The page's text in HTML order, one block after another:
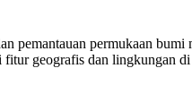
pemantauan permukaan
geografis dan lingkungan